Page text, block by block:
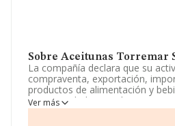
Sobre Aceitunas Torremar
La compañía declara que su
compraventa, exportación,
productos de alimentación y
una Sociedad Limitada. Tiene
por mayor, no especializado,
Ver más